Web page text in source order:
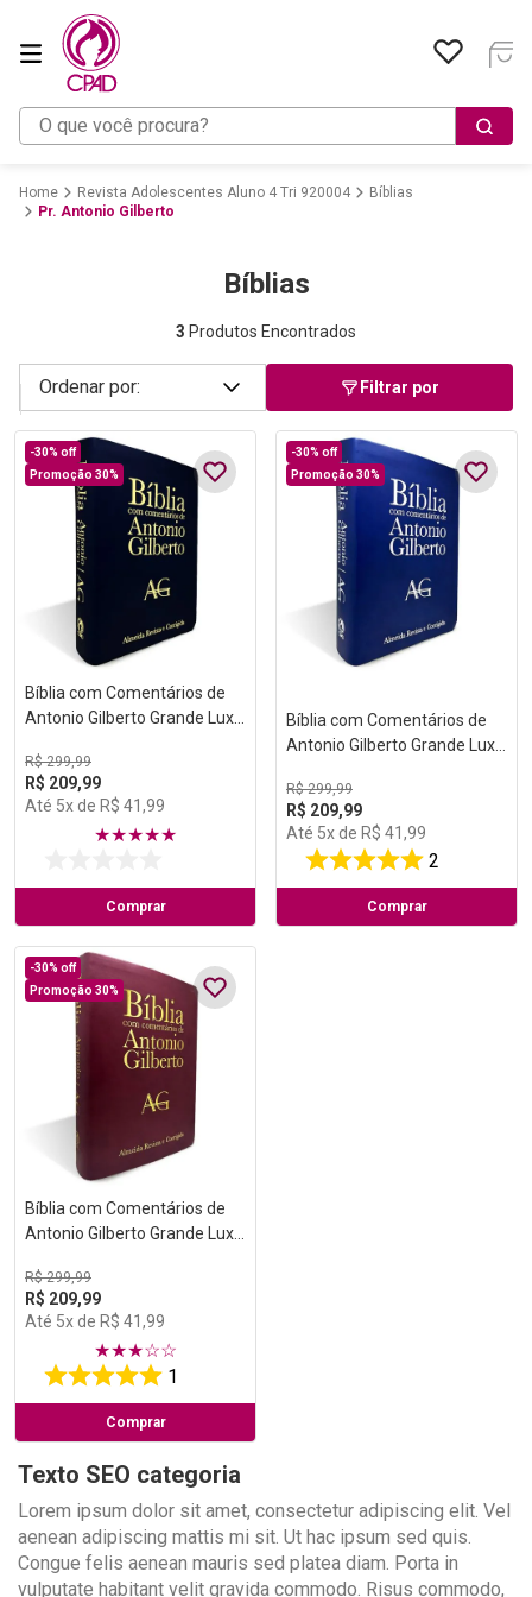
O que você procura?
Revista Adolescentes Aluno 4 Tri 920004
Bíblias
Pr. Antonio Gilberto
Bíblias
3 Produtos Encontrados
Filtrar por
-30% off
Promoção 30%
Bíblia com Comentários de
Antonio Gilberto Grande Luxo
R$ 299,99
R$ 209,99
Até 5x de R$ 41 ,99
★★★★★
Comprar
-30% off
Promoção 30%
Bíblia com Comentários de
Antonio Gilberto Grande Luxo
R$ 299,99
R$ 209,99
Até 5x de R$ 41 ,99
2
Comprar
-30% off
Promoção 30%
Bíblia com Comentários de
Antonio Gilberto Grande Luxo
R$ 299,99
R$ 209,99
Até 5x de R$ 41 ,99
★★★☆☆
1
Comprar
Texto SEO categoria
Lorem ipsum dolor sit amet, consectetur adipiscing elit. Vel
aenean adipiscing mattis mi sit. Ut hac ipsum sed quis.
Congue felis aenean mauris sed platea diam. Porta in
vulputate habitant velit gravida commodo. Risus commodo,